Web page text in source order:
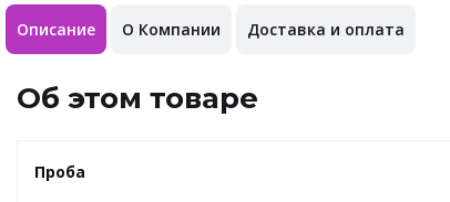
Описание О Компании Доставка и оплата
Об этом товаре
Проба